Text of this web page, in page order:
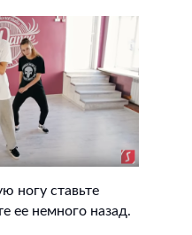
ногу ставьте
ее немного назад.